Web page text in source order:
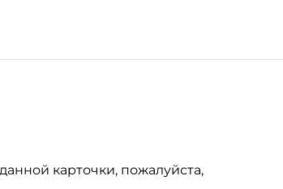
карточки, пожалуйста,